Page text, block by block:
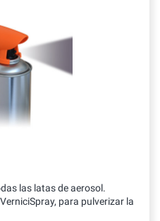
las latas de aerosol.
para pulverizar la